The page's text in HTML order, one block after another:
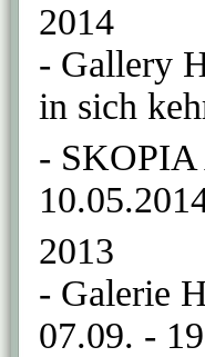
2014
- Gallery
in sich
- SKOPIA
2013
- Galerie
07.09. -